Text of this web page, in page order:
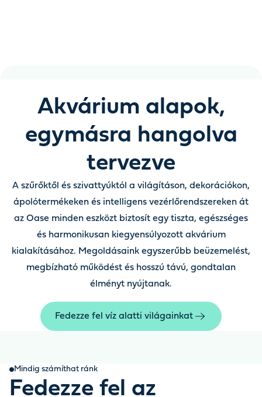
Akvárium alapok,
egymásra hangolva
tervezve
A szűrőktől és szivattyúktól a világításon, dekorációkon,
ápolótermékeken és intelligens vezérlőrendszereken át
az Oase minden eszközt biztosít egy tiszta, egészséges
és harmonikusan kiegyensúlyozott akvárium
kialakításához. Megoldásaink egyszerűbb beüzemelést,
megbízható működést és hosszú távú, gondtalan
élményt nyújtanak.
Fedezze fel víz alatti világainkat
Mindig számíthat ránk
Fedezze fel az